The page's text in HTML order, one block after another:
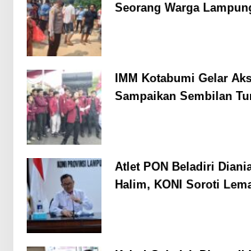
Seorang Warga
IMM Kotabumi Gelar
Sampaikan Sembilan
Atlet PON Beladiri
Halim, KONI Soroti